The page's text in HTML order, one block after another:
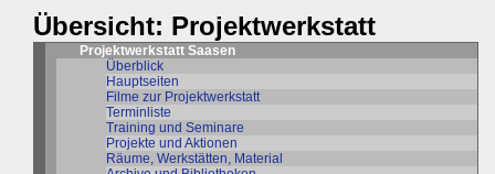
Übersicht: Projektwerkstatt
Projektwerkstatt Saasen
Überblick
Hauptseiten
Filme zur Projektwerkstatt
Terminliste
Training und Seminare
Projekte und Aktionen
Räume, Werkstätten, Material